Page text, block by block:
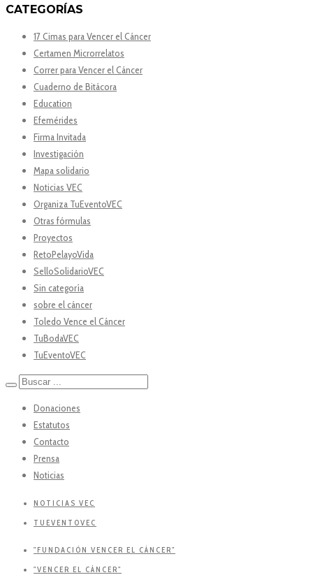
CATEGORÍAS
17 Cimas para Vencer el Cáncer
Certamen Microrrelatos
Correr para Vencer el Cáncer
Cuaderno de Bitácora
Education
Efemérides
Firma Invitada
Investigación
Mapa solidario
Noticias VEC
Organiza TuEventoVEC
Otras fórmulas
Proyectos
RetoPelayoVida
SelloSolidarioVEC
Sin categoría
sobre el cáncer
Toledo Vence el Cáncer
TuBodaVEC
TuEventoVEC
Donaciones
Estatutos
Contacto
Prensa
Noticias
NOTICIAS VEC
TUEVENTOVEC
"FUNDACIÓN VENCER EL CÁNCER"
"VENCER EL CÁNCER"